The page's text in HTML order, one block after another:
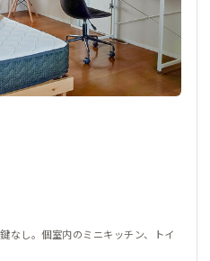
なし。個室内のミニキッチン、トイ